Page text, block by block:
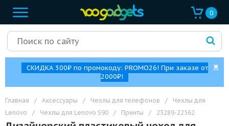
0
СКИДКА 300₽ по промокоду: PROMO26! При заказе от
2000₽!
✖
Главная / Аксессуары / Чехлы для телефонов /
Чехлы для
Lenovo
/ Чехлы для Lenovo S90 / Принты / 23289-22562